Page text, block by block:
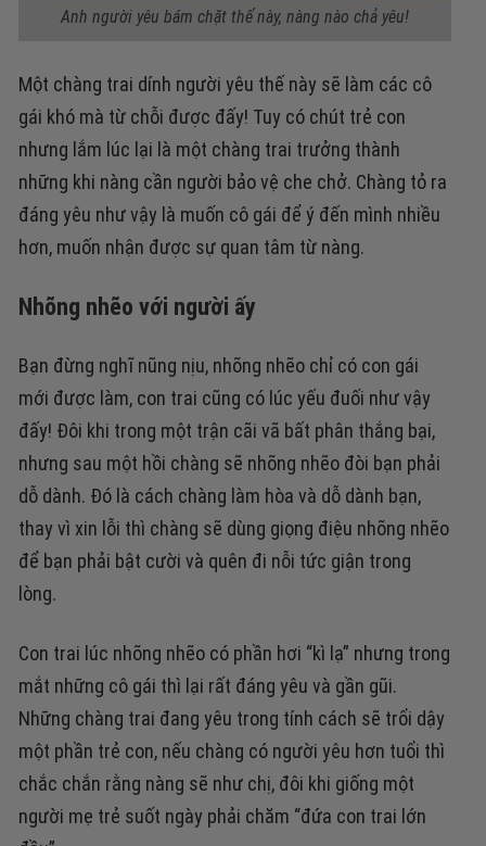
Anh người yêu bám chặt thế này, nàng nào chả yêu!
Một chàng trai dính người yêu thế này sẽ làm các cô
gái khó mà từ chỗi được đấy! Tuy có chút trẻ con
nhưng lắm lúc lại là một chàng trai trưởng thành
những khi nàng cần người bảo vệ che chở. Chàng tỏ ra
đáng yêu như vậy là muốn cô gái để ý đến mình nhiều
hơn, muốn nhận được sự quan tâm từ nàng.
Nhõng nhẽo với người ấy
Bạn đừng nghĩ nũng nịu, nhõng nhẽo chỉ có con gái
mới được làm, con trai cũng có lúc yếu đuối như vậy
đấy! Đôi khi trong một trận cãi vã bất phân thắng bại,
nhưng sau một hồi chàng sẽ nhõng nhẽo đòi bạn phải
dỗ dành. Đó là cách chàng làm hòa và dỗ dành bạn,
thay vì xin lỗi thì chàng sẽ dùng giọng điệu nhõng nhẽo
để bạn phải bật cười và quên đi nỗi tức giận trong
lòng.
Con trai lúc nhõng nhẽo có phần hơi “kì lạ” nhưng trong
mắt những cô gái thì lại rất đáng yêu và gần gũi.
Những chàng trai đang yêu trong tính cách sẽ trổi dậy
một phần trẻ con, nếu chàng có người yêu hơn tuổi thì
chắc chắn rằng nàng sẽ như chị, đôi khi giống một
người mẹ trẻ suốt ngày phải chăm “đứa con trai lớn